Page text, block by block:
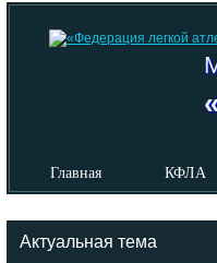
Главная КФЛА
Актуальная тема